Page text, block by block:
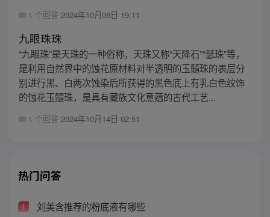
1 个回答 2024年10月06日 19:11
九眼珠珠
“九眼珠”是天珠的一种俗称，天珠又称“天降石”“瑟珠”等，
是利用自然界中的蚀花原材料对半透明的玉髓珠的表层分
别进行黑、白两次蚀染后所获得的黑色底上有乳白色纹饰
的蚀花玉髓珠，是具有藏族文化意蕴的古代工艺...
1 个回答 2024年10月14日 02:51
热门问答
1 刘美含推荐的粉底液有哪些